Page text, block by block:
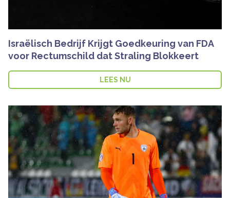
Israëlisch Bedrijf Krijgt Goedkeuring van FDA
voor Rectumschild dat Straling Blokkeert
LEES NU